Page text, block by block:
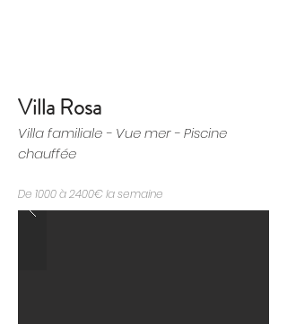
Villa Rosa
Villa familiale - Vue mer - Piscine
chauffée
De 1000 à 2400€ la semaine